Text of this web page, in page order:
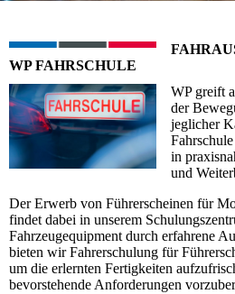
WP FAHRSCHULE
WP greift
der
jeglicher
in
und
Der Erwerb von Führerscheinen für
findet dabei in unserem
Fahrzeugequipment durch erfahrene
bieten wir Fahrerschulung für
um die erlernten Fertigkeiten
bevorstehende Anforderungen